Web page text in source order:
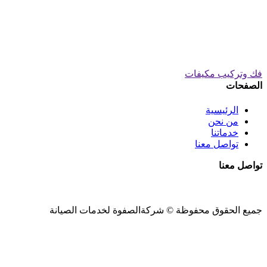
فك وتركيب مكيفات
الصفحات
الرئيسية
من نحن
خدماتنا
تواصل معنا
تواصل معنا
جميع الحقوق محفوظة © شركةالصفوة لخدمات الصيانة